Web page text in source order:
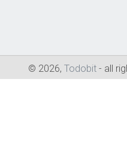
© 2026, Todobit- all